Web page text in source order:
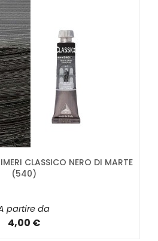
CLASSICO NERO DI MARTE
(540)
partire da
4,00 €